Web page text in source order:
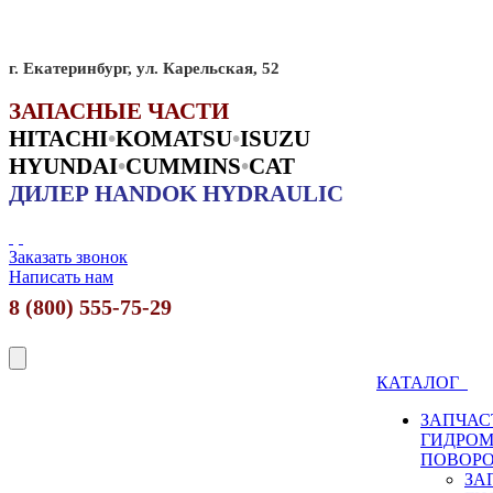
г. Екатеринбург, ул. Карельская, 52
ЗАПАСНЫЕ ЧАСТИ
HITACHI•KOMATSU•ISUZU
HYUNDAI•CUMMINS•CAT
ДИЛЕР HANDOK HYDRAULIC
Заказать звонок
Написать нам
8 (800) 555-75-29
КАТАЛОГ